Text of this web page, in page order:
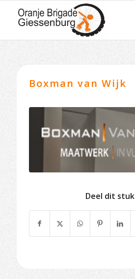
Boxman van Wijk
Deel dit stuk